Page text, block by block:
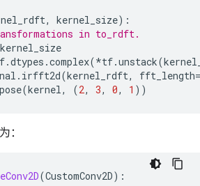
, kernel_size):
in to_rdft.
kernel_size
.dtypes .complex(*tf.unstack(
. irfft2d(kernel_rdft, fft_length=
(kernel, (2, 3, 0, 1 ))
：
(CustomConv2D):